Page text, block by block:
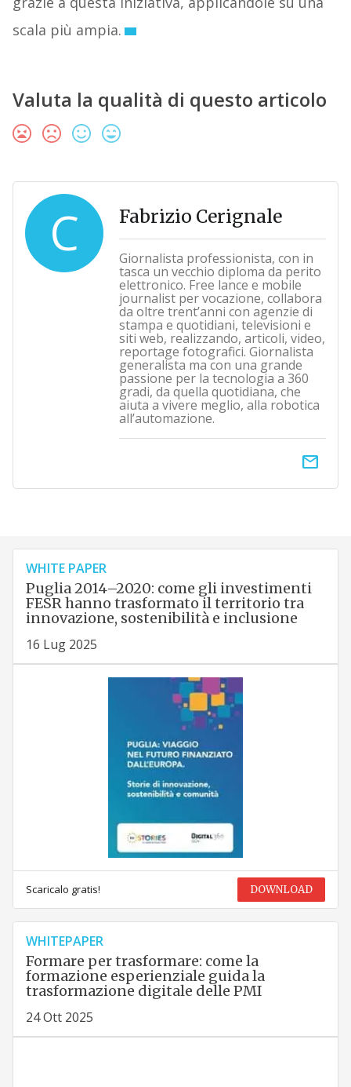
scala più ampia.
Valuta la qualità di questo articolo
C Fabrizio Cerignale
Giornalista professionista, con in
tasca un vecchio diploma da perito
elettronico. Free lance e mobile
journalist per vocazione, collabora
da oltre trent’anni con agenzie di
stampa e quotidiani, televisioni e
siti web, realizzando, articoli, video,
reportage fotografici. Giornalista
generalista ma con una grande
passione per la tecnologia a 360
gradi, da quella quotidiana, che
aiuta a vivere meglio, alla robotica
all’automazione.
email
WHITE PAPER
Puglia 2014–2020: come gli investimenti
FESR hanno trasformato il territorio tra
innovazione, sostenibilità e inclusione
16 Lug 2025
Scaricalo gratis! DOWNLOAD
WHITEPAPER
Formare per trasformare: come la
formazione esperienziale guida la
trasformazione digitale delle PMI
24 Ott 2025